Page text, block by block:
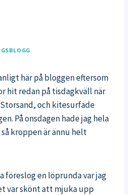
här på bloggen eftersom
hit redan på tisdagkväll när
och kitesurfade
På onsdagen hade jag hela
kroppen är ännu helt
föreslog en löprunda var jag
var skönt att mjuka upp